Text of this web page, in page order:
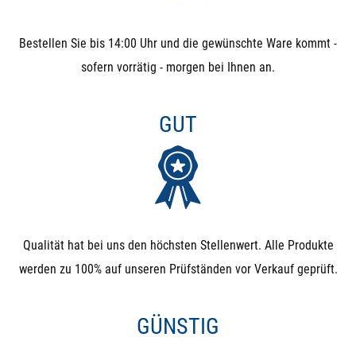
Bestellen Sie bis 14:00 Uhr und die gewünschte Ware kommt -
sofern vorrätig - morgen bei Ihnen an.
GUT
Qualität hat bei uns den höchsten Stellenwert. Alle Produkte
werden zu 100% auf unseren Prüfständen vor Verkauf geprüft.
GÜNSTIG